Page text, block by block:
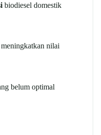
biodiesel domestik
nilai
belum optimal